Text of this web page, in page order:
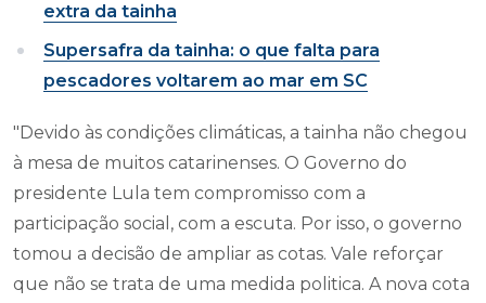
extra da tainha
Supersafra da tainha: o que falta para
pescadores voltarem ao mar em SC
"Devido às condições climáticas, a tainha não chegou
à mesa de muitos catarinenses. O Governo do
presidente Lula tem compromisso com a
participação social, com a escuta. Por isso, o governo
tomou a decisão de ampliar as cotas. Vale reforçar
que não se trata de uma medida politica. A nova cota